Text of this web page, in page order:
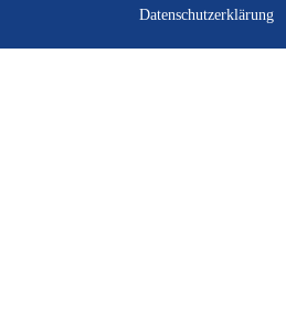
Datenschutzerklärung